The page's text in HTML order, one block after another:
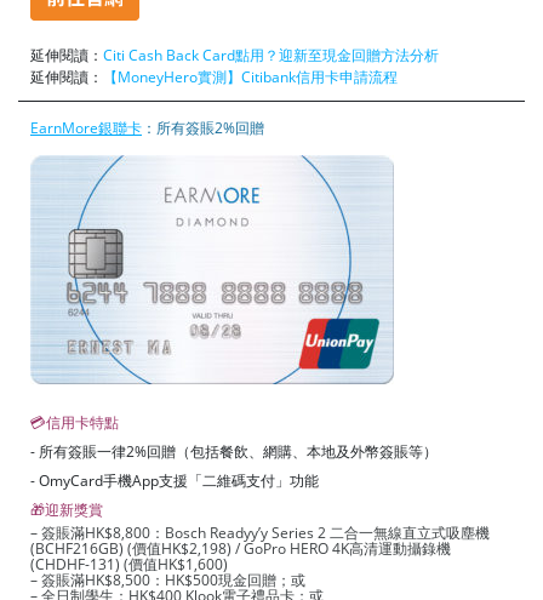
延伸閱讀： Citi Cash Back Card點用？迎新至現金回贈方法分析
延伸閱讀：
【MoneyHero實測】Citibank信用卡申請流程
EarnMore銀聯卡 ：所有簽賬2%回贈
💳信用卡特點
- 所有簽賬一律2%回贈（包括餐飲、網購、本地及外幣簽賬等）
- OmyCard手機App支援「二維碼支付」功能
🎁迎新獎賞
– 簽賬滿HK$8,800：Bosch Readyy’y Series 2 二合一無線直立式吸塵機
(BCHF216GB) (價值HK$2,198) / GoPro HERO 4K高清運動攝錄機
(CHDHF-131) (價值HK$1,600)
– 簽賬滿HK$8,500：HK$500現金回贈；或
– 全日制學生：HK$400 Klook電子禮品卡；或